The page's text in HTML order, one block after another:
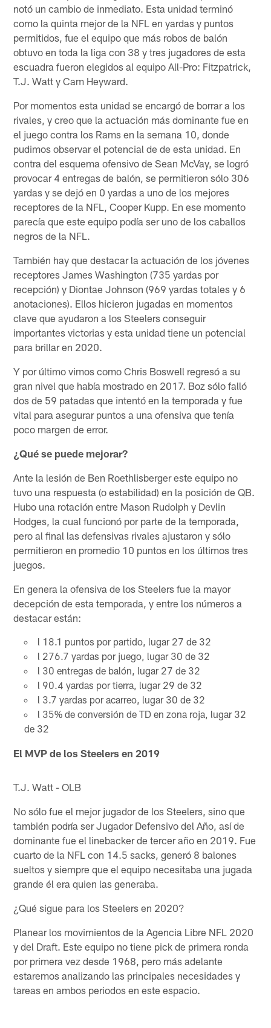
notó un cambio de inmediato. Esta unidad terminó
como la quinta mejor de la NFL en yardas y puntos
permitidos, fue el equipo que más robos de balón
obtuvo en toda la liga con 38 y tres jugadores de esta
escuadra fueron elegidos al equipo All-Pro: Fitzpatrick,
T.J. Watt y Cam Heyward.
Por momentos esta unidad se encargó de borrar a los
rivales, y creo que la actuación más dominante fue en
el juego contra los Rams en la semana 10, donde
pudimos observar el potencial de de esta unidad. En
contra del esquema ofensivo de Sean McVay, se logró
provocar 4 entregas de balón, se permitieron sólo 306
yardas y se dejó en 0 yardas a uno de los mejores
receptores de la NFL, Cooper Kupp. En ese momento
parecía que este equipo podía ser uno de los caballos
negros de la NFL.
También hay que destacar la actuación de los jóvenes
receptores James Washington (735 yardas por
recepción) y Diontae Johnson (969 yardas totales y 6
anotaciones). Ellos hicieron jugadas en momentos
clave que ayudaron a los Steelers conseguir
importantes victorias y esta unidad tiene un potencial
para brillar en 2020.
Y por último vimos como Chris Boswell regresó a su
gran nivel que había mostrado en 2017. Boz sólo falló
dos de 59 patadas que intentó en la temporada y fue
vital para asegurar puntos a una ofensiva que tenía
poco margen de error.
¿Qué se puede mejorar?
Ante la lesión de Ben Roethlisberger este equipo no
tuvo una respuesta (o estabilidad) en la posición de QB.
Hubo una rotación entre Mason Rudolph y Devlin
Hodges, la cual funcionó por parte de la temporada,
pero al final las defensivas rivales ajustaron y sólo
permitieron en promedio 10 puntos en los últimos tres
juegos.
En genera la ofensiva de los Steelers fue la mayor
decepción de esta temporada, y entre los números a
destacar están:
l 18.1 puntos por partido, lugar 27 de 32
l 276.7 yardas por juego, lugar 30 de 32
l 30 entregas de balón, lugar 27 de 32
l 90.4 yardas por tierra, lugar 29 de 32
l 3.7 yardas por acarreo, lugar 30 de 32
l 35% de conversión de TD en zona roja, lugar 32
de 32
El MVP de los Steelers en 2019
T.J. Watt - OLB
No sólo fue el mejor jugador de los Steelers, sino que
también podría ser Jugador Defensivo del Año, así de
dominante fue el linebacker de tercer año en 2019. Fue
cuarto de la NFL con 14.5 sacks, generó 8 balones
sueltos y siempre que el equipo necesitaba una jugada
grande él era quien las generaba.
¿Qué sigue para los Steelers en 2020?
Planear los movimientos de la Agencia Libre NFL 2020
y del Draft. Este equipo no tiene pick de primera ronda
por primera vez desde 1968, pero más adelante
estaremos analizando las principales necesidades y
tareas en ambos periodos en este espacio.